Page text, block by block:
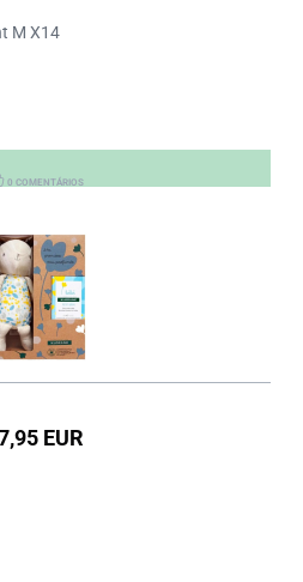
M X14
0 COMENTÁRIOS
EUR